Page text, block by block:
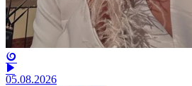
05.08.2026